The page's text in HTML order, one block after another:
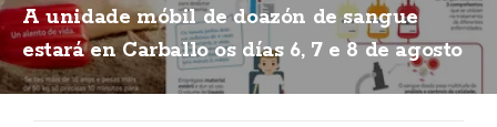
A unidade móbil de doazón de sangue
estará en Carballo os días 6, 7 e 8 de agosto